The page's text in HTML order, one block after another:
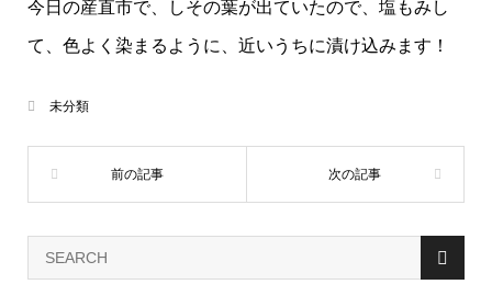
今日の産直市で、しその葉が出ていたので、塩もみし
て、色よく染まるように、近いうちに漬け込みます！
未分類